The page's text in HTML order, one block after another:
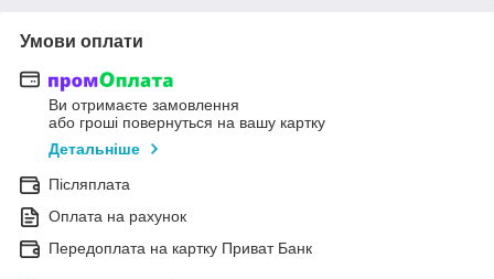
Умови оплати
Ви отримаєте замовлення
або гроші повернуться на вашу картку
Детальніше
Післяплата
Оплата на рахунок
Передоплата на картку Приват Банк